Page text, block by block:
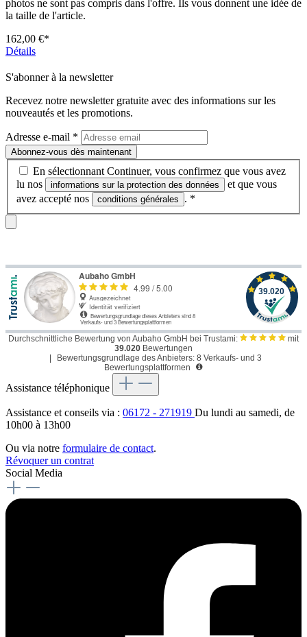
photos ne sont pas compris dans l'offre. Ils vous donnent une idée de
la taille de l'article.
162,00 €*
Détails
S'abonner à la newsletter
Recevez notre newsletter gratuite avec des informations sur les
nouveautés et les promotions.
Adresse e-mail *
Abonnez-vous dès maintenant
En sélectionnant Continuer, vous confirmez que vous avez
lu nos
informations sur la protection des données
et que vous
avez accepté nos
conditions générales . *
Durchschnittliche Bewertung von Aubaho GmbH bei Trustami:
mit
39.020 Bewertungen
Bewertungsgrundlage des Anbieters: 8 Verkaufs- und 3
Bewertungsplattformen
Assistance téléphonique
Assistance et conseils via : 06172 - 271919 Du lundi au samedi, de
10h00 à 13h00
Ou via notre formulaire de contact.
Révoquer un contrat
Social Media